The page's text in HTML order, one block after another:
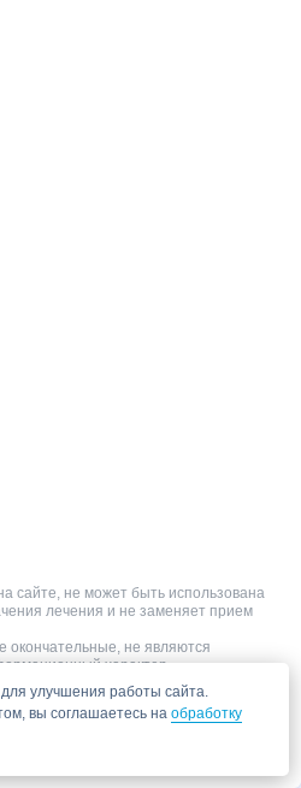
сайте, не может быть использована
лечения и не заменяет прием
окончательные, не являются
характер.
улучшения работы сайта.
вы соглашаетесь на обработку